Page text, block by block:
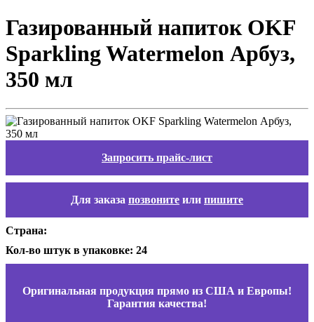
Газированный напиток OKF
Sparkling Watermelon Арбуз,
350 мл
Запросить прайс-лист
Для заказа позвоните или пишите
Страна:
Кол-во штук в упаковке: 24
Оригинальная продукция прямо из США и Европы!
Гарантия качества!